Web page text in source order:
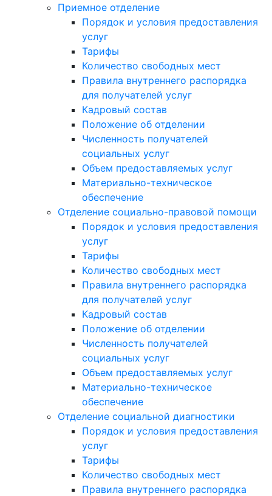
Приемное отделение
Порядок и условия предоставления
услуг
Тарифы
Количество свободных мест
Правила внутреннего распорядка
для получателей услуг
Кадровый состав
Положение об отделении
Численность получателей
социальных услуг
Объем предоставляемых услуг
Материально-техническое
обеспечение
Отделение социально-правовой помощи
Порядок и условия предоставления
услуг
Тарифы
Количество свободных мест
Правила внутреннего распорядка
для получателей услуг
Кадровый состав
Положение об отделении
Численность получателей
социальных услуг
Объем предоставляемых услуг
Материально-техническое
обеспечение
Отделение социальной диагностики
Порядок и условия предоставления
услуг
Тарифы
Количество свободных мест
Правила внутреннего распорядка